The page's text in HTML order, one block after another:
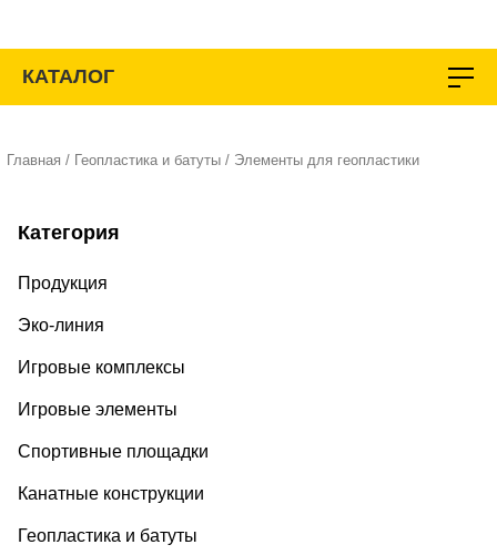
содержимому
КАТАЛОГ
Главная / Геопластика и батуты / Элементы для геопластики
Категория
Продукция
Эко-линия
Игровые комплексы
Игровые элементы
Спортивные площадки
Канатные конструкции
Геопластика и батуты